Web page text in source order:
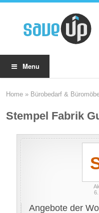
Menu
Home » Bürobedarf &
Stempel Fabrik
Angebote der